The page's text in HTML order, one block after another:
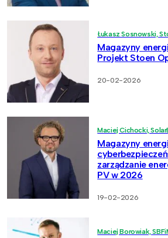
Łukasz Sosnowski,
Magazyny
Projekt Stoen
20-02-2026
Maciej Cichocki,
Magazyny
zarządzanie
PV w 2026
19-02-2026
Maciej Borowiak,